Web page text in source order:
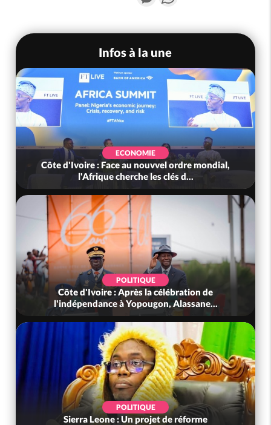
Infos à la une
ECONOMIE
Côte d'Ivoire : Face au nouvvel ordre mondial,
l'Afrique cherche les clés d...
POLITIQUE
Côte d'Ivoire : Après la célébration de
l'indépendance à Yopougon, Alassane...
POLITIQUE
Sierra Leone : Un projet de réforme